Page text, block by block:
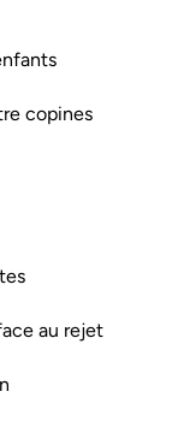
copines
au rejet